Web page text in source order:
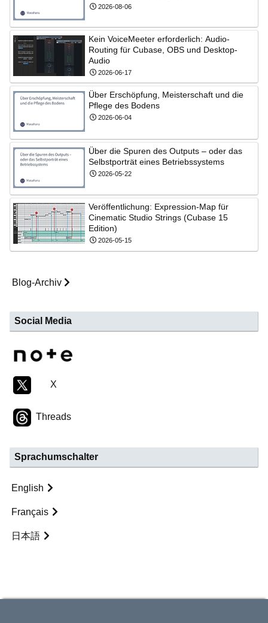
2026-08-06
Kein VoiceMeeter erforderlich: Audio-
Routing für Cubase, OBS und Desktop-
Audio
2026-06-17
Über Erschöpfung, Meisterschaft und die
Pflege des Bodens
2026-06-04
Über die Spuren des Outputs – oder das
Selbstporträt eines Betriebssystems
2026-05-22
Veröffentlichung: Expression-Map für
Cinematic Studio Strings (Cubase 15
Edition)
2026-05-15
Blog-Archiv
Social Media
X
Threads
Sprachumschalter
English
Français
日本語